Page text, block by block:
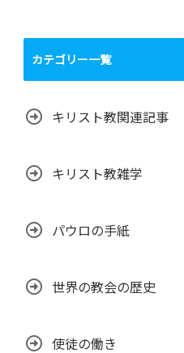
カテゴリー一覧
キリスト教関連記事
キリスト教雑学
パウロの手紙
世界の教会の歴史
使徒の働き